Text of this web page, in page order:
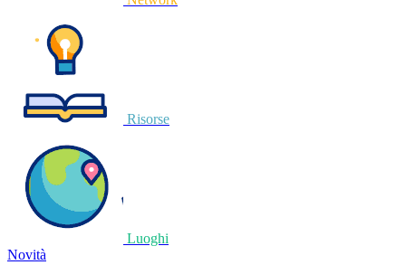
Risorse
Luoghi
Novità